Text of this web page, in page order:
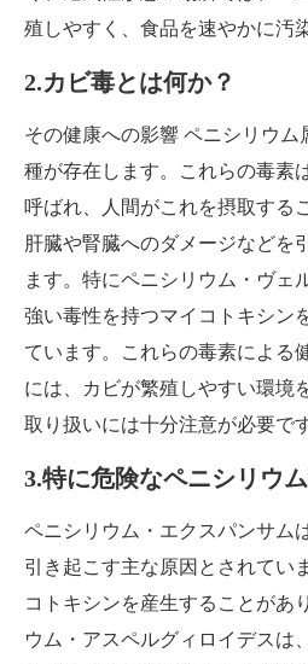
殖しやすく、食品を速やかに汚
2.カビ毒とは何か？
その健康への影響 ペニシリウム
種が存在します。これらの毒素
呼ばれ、人間がこれを摂取する
肝臓や腎臓へのダメージなどを
ます。特にペニシリウム・ヴェ
強い毒性を持つマイコトキシン
ています。これらの毒素による
には、カビが繁殖しやすい環境
取り扱いには十分注意が必要です
3.特に危険なペニシリウ
ペニシリウム・エクスパンサム
引き起こす主な原因とされてい
コトキシンを産生することがあ
ウム・アスペルグィロイデスは